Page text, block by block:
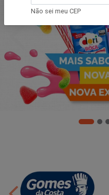
Não sei meu CEP